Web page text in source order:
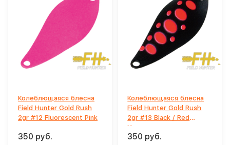
Колеблющаяся блесна
Field Hunter Gold Rush
2gr #12 Fluorescent Pink
350 руб.
Колеблющаяся блесна
Field Hunter Gold Rush
2gr #13 Black / Red
Yamame
350 руб.